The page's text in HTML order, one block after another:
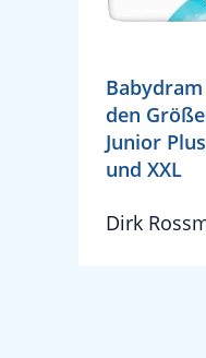
den
Junior
und XXL
Dirk